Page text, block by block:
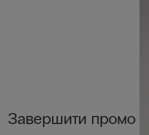
Завершити промо